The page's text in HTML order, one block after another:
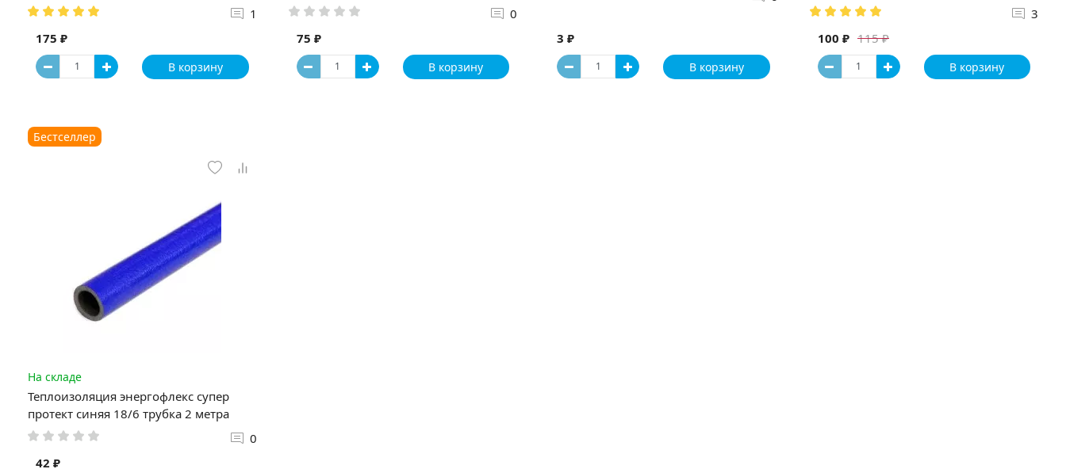
1
175 ₽
В корзину
0
75 ₽
В корзину
3 ₽
В корзину
3
115 ₽
100 ₽
В корзину
Бестселлер
На складе
Теплоизоляция энергофлекс супер
протект синяя 18/6 трубка 2 метра
0
42 ₽